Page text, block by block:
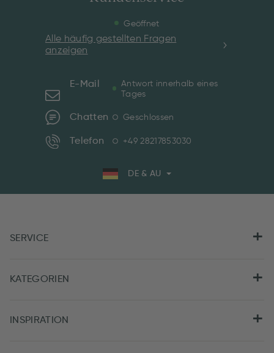
Geöffnet
Alle häufig gestellten Fragen
anzeigen
E-Mail
Antwort innerhalb eines
Tages
Chatten Geschlossen
Telefon +49 28217853030
DE & AU
SERVICE
KATEGORIEN
INSPIRATION